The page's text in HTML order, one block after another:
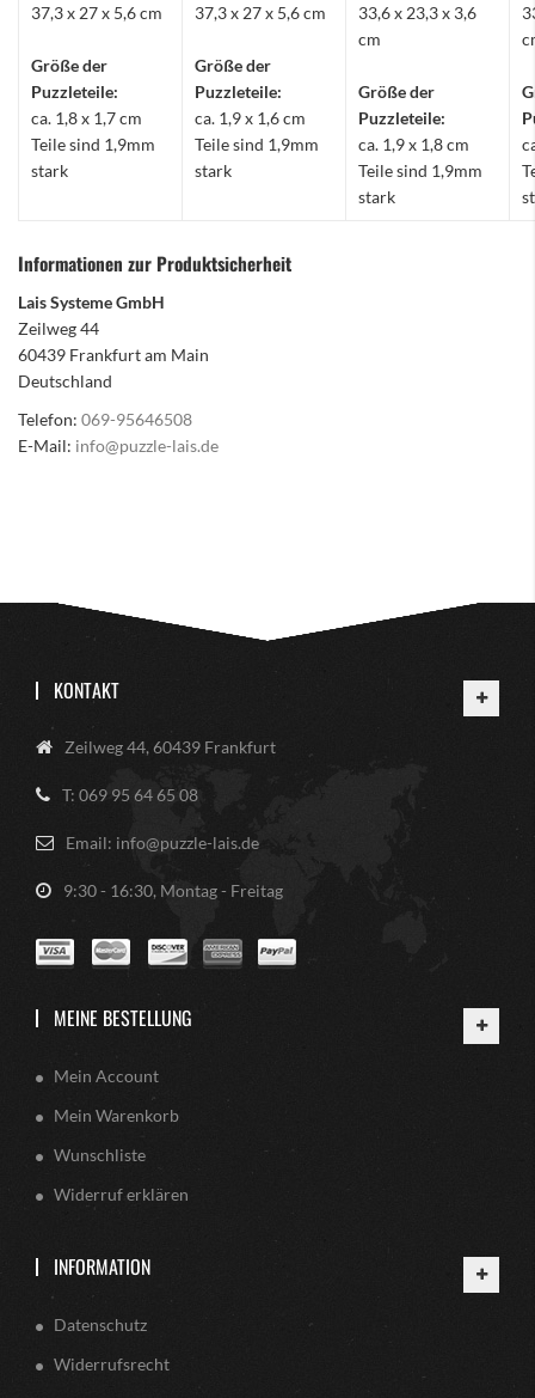
37,3 x 27 x 5,6 cm
Größe der
Puzzleteile:
ca. 1,8 x 1,7 cm
Teile sind 1,9mm
stark
37,3 x 27 x 5,6 cm
Größe der
Puzzleteile:
ca. 1,9 x 1,6 cm
Teile sind 1,9mm
stark
33,6 x 23,3 x 3,6
cm
Größe der
Puzzleteile:
ca. 1,9 x 1,8 cm
Teile sind 1,9mm
stark
Informationen zur Produktsicherheit
Lais Systeme GmbH
Zeilweg 44
60439 Frankfurt am Main
Deutschland
Telefon: 069-95646508
E-Mail: info@puzzle-lais.de
KONTAKT
Zeilweg 44, 60439 Frankfurt
T: 069 95 64 65 08
Email: info@puzzle-lais.de
9:30 - 16:30, Montag - Freitag
MEINE BESTELLUNG
Mein Account
Mein Warenkorb
Wunschliste
Widerruf erklären
INFORMATION
Datenschutz
Widerrufsrecht